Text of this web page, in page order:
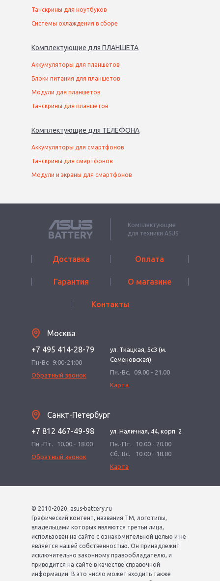
Тачскрины для ноутбуков
Системы охлаждения в сборе
Комплектующие для ПЛАНШЕТА
Аккумуляторы для планшетов
Блоки питания для планшетов
Модули для планшетов
Тачскрины для планшетов
Комплектующие для ТЕЛЕФОНА
Аккумуляторы для смартфонов
Тачскрины для смартфонов
Модули и экраны для смартфонов
Комплектующие
для техники ASUS
Доставка Оплата
Гарантия О магазине
Контакты
Москва
+7 495 414-28-79
Пн-Вс
9:00-21:00
Обратный звонок
ул. Ткацкая, 5с3 (м.
Семеновская)
Пн.-Вс.
09.00 - 21.00
Карта
Санкт-Петербург
+7 812 467-49-98
Пн.-Пт.
10.00 - 18.00
Обратный звонок
ул. Наличная, 44, корп. 2
Пн.-Пт.
10.00 - 20.00
Сб.-Вс.
10.00 - 18.00
Карта
© 2010-2020. asus-battery.ru
Графический контент, названия ТМ, логотипы,
владельцами которых являются третьи лица,
использован на сайте с ознакомительной целью и не
является нашей собственностью. Он принадлежит
исключительно законному правообладателю, и
приводится на сайте в качестве справочной
информации. В это число может входить также